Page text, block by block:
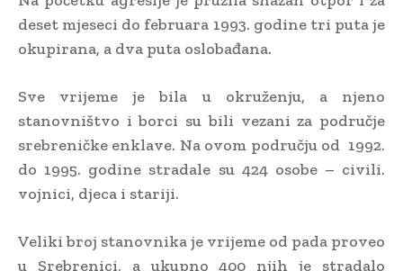
deset mjeseci do februara 1993. godine tri puta je
okupirana, a dva puta oslobađana.
Sve vrijeme je bila u okruženju, a njeno
stanovništvo i borci su bili vezani za područje
srebreničke enklave. Na ovom području od 1992.
do 1995. godine stradale su 424 osobe – civili.
vojnici, djeca i stariji.
Veliki broj stanovnika je vrijeme od pada proveo
u Srebrenici, a ukupno 400 njih je stradalo